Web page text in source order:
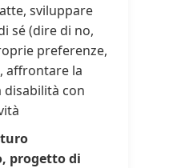
sviluppare
sé (dire di no,
preferenze,
affrontare la
disabilità con
progetto di